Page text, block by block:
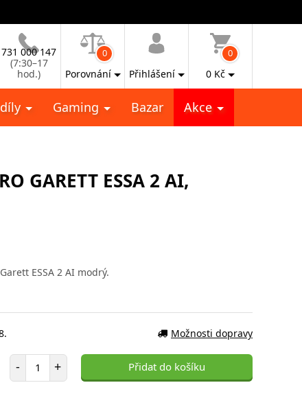
731 000 147
(7:30–17
hod.)
0
Porovnání Přihlášení
0
0 Kč
Gaming Bazar Akce
GARETT ESSA 2 AI,
ESSA 2 AI modrý.
Možnosti dopravy
- Počet položek
+ Přidat do košíku